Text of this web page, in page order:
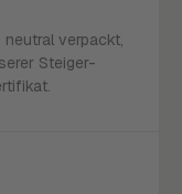
neutral verpackt,
Steiger-